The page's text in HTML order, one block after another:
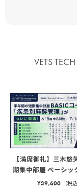
VETS
【満席御礼】三木悠
期集中部屋 ベーシ
¥39,600 （税込